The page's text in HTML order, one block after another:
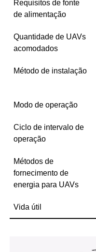
Requisitos de fonte
de alimentação
Quantidade de UAVs
acomodados
Método de instalação
Modo de operação
Ciclo de intervalo de
operação
Métodos de
fornecimento de
energia para UAVs
Vida útil